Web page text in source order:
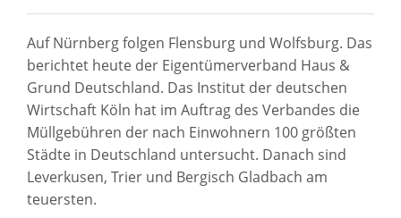
Auf Nürnberg folgen Flensburg und Wolfsburg. Das
berichtet heute der Eigentümerverband Haus &
Grund Deutschland. Das Institut der deutschen
Wirtschaft Köln hat im Auftrag des Verbandes die
Müllgebühren der nach Einwohnern 100 größten
Städte in Deutschland untersucht. Danach sind
Leverkusen, Trier und Bergisch Gladbach am
teuersten.